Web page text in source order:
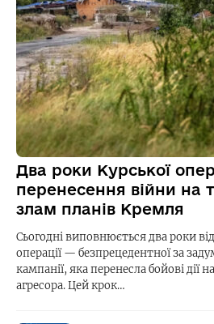
Два роки Курської
перенесення війни на
злам планів Кремля
Сьогодні виповнюється два роки
операції — безпрецедентної за
кампанії, яка перенесла бойові дії
агресора. Цей крок…